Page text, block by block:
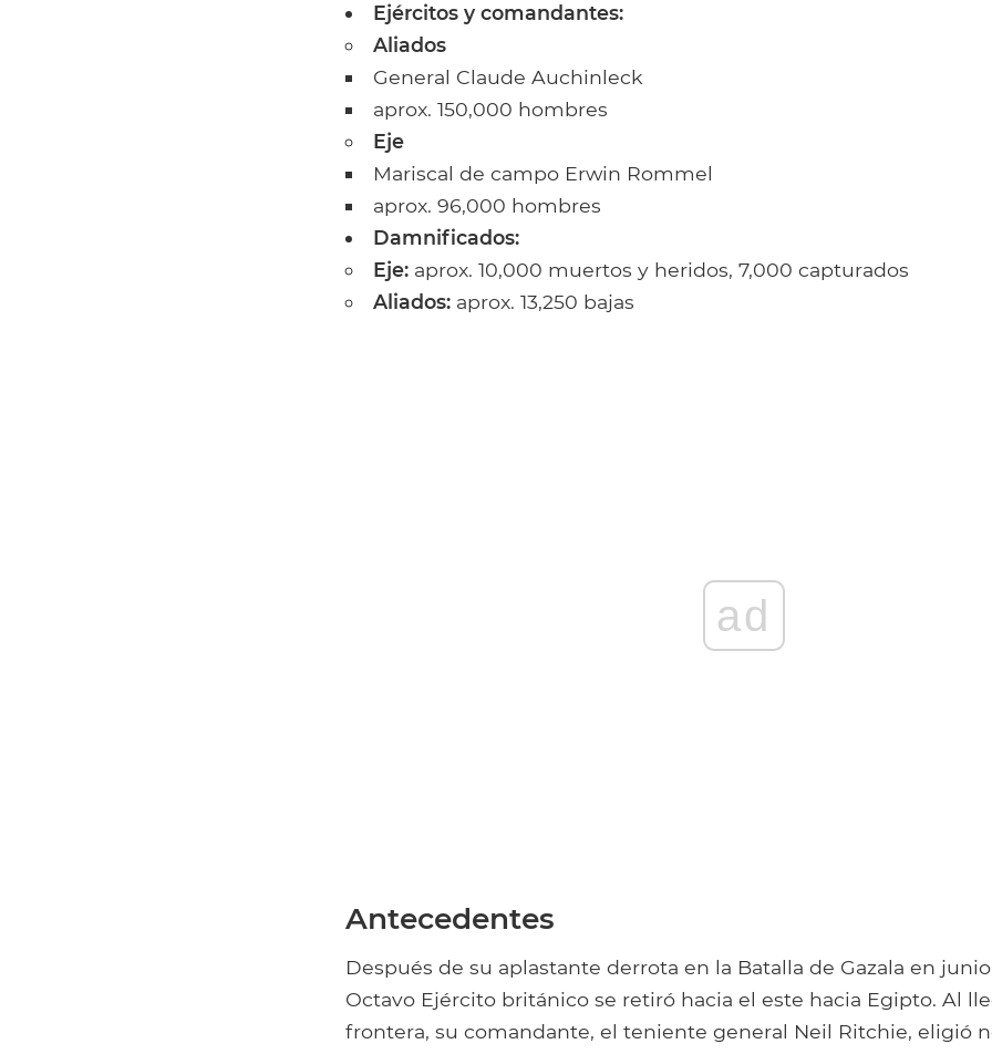
Ejércitos y comandantes:
Aliados
General Claude Auchinleck
aprox. 150,000 hombres
Eje
Mariscal de campo Erwin Rommel
aprox. 96,000 hombres
Damnificados:
Eje:aprox. 10,000 muertos y heridos, 7,000 capturados
Aliados: aprox. 13,250 bajas
ad
Antecedentes
Después de su aplastante derrota en la Batalla de Gazala en junio
Octavo Ejército británico se retiró hacia el este hacia Egipto. Al
frontera, su comandante, el teniente general Neil Ritchie, eligió